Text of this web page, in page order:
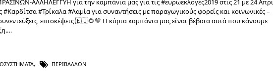
ΑΛΛΗΛΕΓΓΥΗ για την καμπάνια μας για τις #ευρωεκλογές2019 στις 21 με 24
#Τρίκαλα #Λαμία για συναντήσεις με παραγωγικούς φορείς και κοινωνικές –
επισκέψεις 🇪🇺🌻💚 Η κύρια καμπάνια μας είναι βέβαια αυτά που κάνουμε
, ΠΕΡΙΒΆΛΛΟΝ